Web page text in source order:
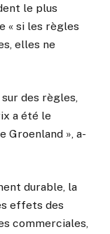
le plus
« si les règles
elles ne
des règles,
a été le
Groenland », a-
durable, la
effets des
commerciales,